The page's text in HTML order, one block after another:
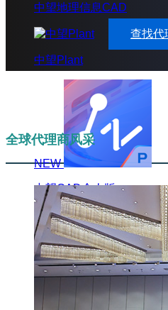
中望地理信息CAD
中望Plant
NEW
中望CAD个人版
中望3D+
设计/仿真/制造/协同一体化
查找代
全球代理商风采